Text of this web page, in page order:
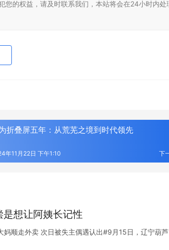
您的权益，请及时联系我们，本站将会在24小时内处
折叠屏五年：从荒芜之境到时代领先
下
年11月22日 下午1:10
想让阿姨长记性
顺走外卖 次日被失主偶遇认出#9月15日，辽宁葫芦